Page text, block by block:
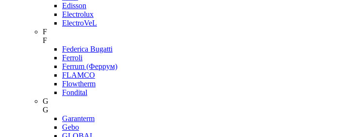
Edisson
Electrolux
ElectroVeL
F
F
Federica Bugatti
Ferroli
Ferrum (Феррум)
FLAMCO
Flowtherm
Fondital
G
G
Garanterm
Gebo